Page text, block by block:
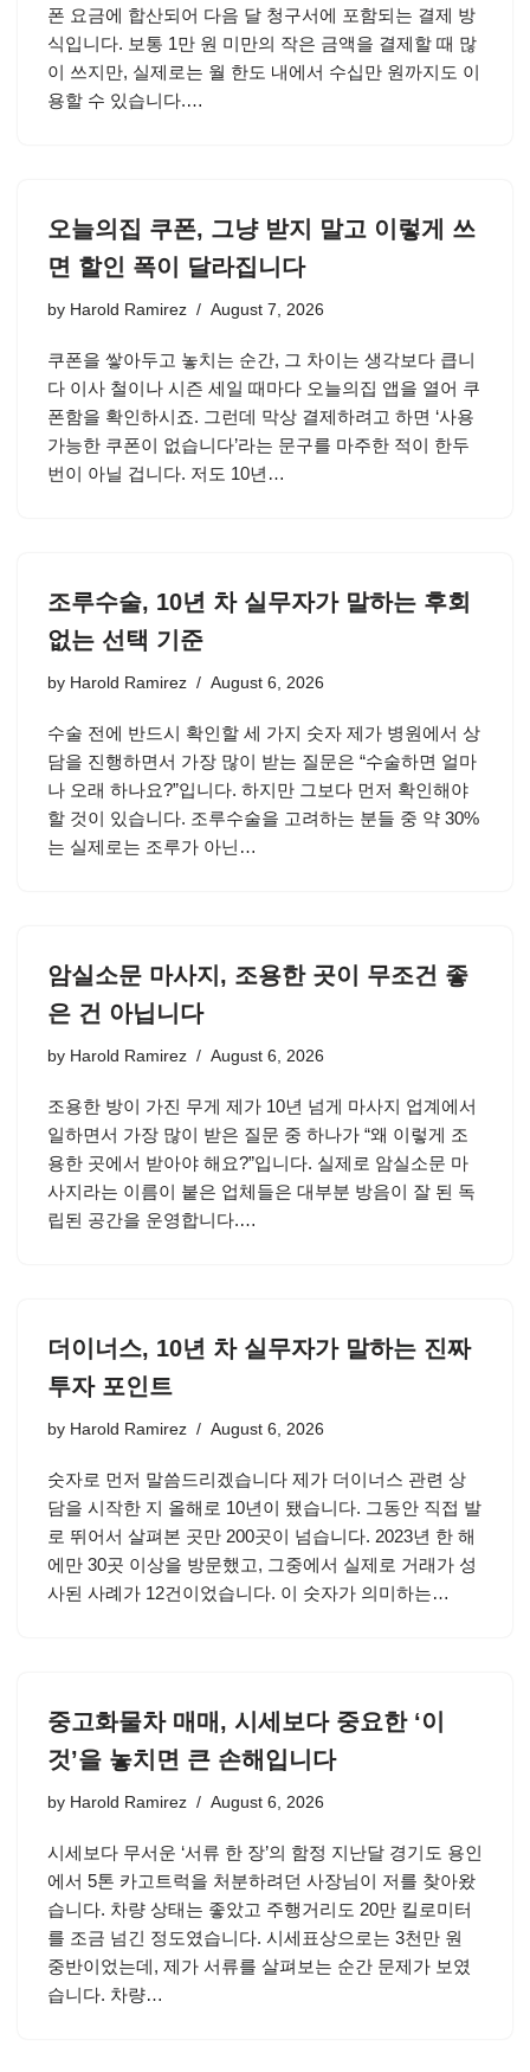
폰 요금에 합산되어 다음 달 청구서에 포함되는 결제 방
식입니다. 보통 1만 원 미만의 작은 금액을 결제할 때 많
이 쓰지만, 실제로는 월 한도 내에서 수십만 원까지도 이
용할 수 있습니다.…
오늘의집 쿠폰, 그냥 받지 말고 이렇게 쓰
면 할인 폭이 달라집니다
by Harold Ramirez August 7, 2026
쿠폰을 쌓아두고 놓치는 순간, 그 차이는 생각보다 큽니
다 이사 철이나 시즌 세일 때마다 오늘의집 앱을 열어 쿠
폰함을 확인하시죠. 그런데 막상 결제하려고 하면 ‘사용
가능한 쿠폰이 없습니다’라는 문구를 마주한 적이 한두
번이 아닐 겁니다. 저도 10년…
조루수술, 10년 차 실무자가 말하는 후회
없는 선택 기준
by Harold Ramirez August 6, 2026
수술 전에 반드시 확인할 세 가지 숫자 제가 병원에서 상
담을 진행하면서 가장 많이 받는 질문은 “수술하면 얼마
나 오래 하나요?”입니다. 하지만 그보다 먼저 확인해야
할 것이 있습니다. 조루수술을 고려하는 분들 중 약 30%
는 실제로는 조루가 아닌…
암실소문 마사지, 조용한 곳이 무조건 좋
은 건 아닙니다
by Harold Ramirez August 6, 2026
조용한 방이 가진 무게 제가 10년 넘게 마사지 업계에서
일하면서 가장 많이 받은 질문 중 하나가 “왜 이렇게 조
용한 곳에서 받아야 해요?”입니다. 실제로 암실소문 마
사지라는 이름이 붙은 업체들은 대부분 방음이 잘 된 독
립된 공간을 운영합니다.…
더이너스, 10년 차 실무자가 말하는 진짜
투자 포인트
by Harold Ramirez August 6, 2026
숫자로 먼저 말씀드리겠습니다 제가 더이너스 관련 상
담을 시작한 지 올해로 10년이 됐습니다. 그동안 직접 발
로 뛰어서 살펴본 곳만 200곳이 넘습니다. 2023년 한 해
에만 30곳 이상을 방문했고, 그중에서 실제로 거래가 성
사된 사례가 12건이었습니다. 이 숫자가 의미하는…
중고화물차 매매, 시세보다 중요한 ‘이
것’을 놓치면 큰 손해입니다
by Harold Ramirez August 6, 2026
시세보다 무서운 ‘서류 한 장’의 함정 지난달 경기도 용인
에서 5톤 카고트럭을 처분하려던 사장님이 저를 찾아왔
습니다. 차량 상태는 좋았고 주행거리도 20만 킬로미터
를 조금 넘긴 정도였습니다. 시세표상으로는 3천만 원
중반이었는데, 제가 서류를 살펴보는 순간 문제가 보였
습니다. 차량…